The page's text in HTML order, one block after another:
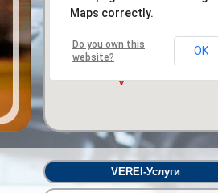
Maps correctly.
Do you own this
website?
OK
VEREI-Услуги